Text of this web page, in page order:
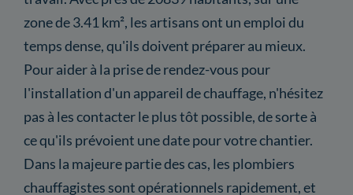
zone de 3.41 km², les artisans ont un emploi du
temps dense, qu'ils doivent préparer au mieux.
Pour aider à la prise de rendez-vous pour
l'installation d'un appareil de chauffage, n'hésitez
pas à les contacter le plus tôt possible, de sorte à
ce qu'ils prévoient une date pour votre chantier.
Dans la majeure partie des cas, les plombiers
chauffagistes sont opérationnels rapidement, et